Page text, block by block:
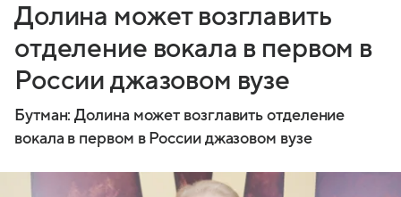
Долина может возглавить
отделение вокала в первом в
России джазовом вузе
Бутман: Долина может возглавить отделение
вокала в первом в России джазовом вузе